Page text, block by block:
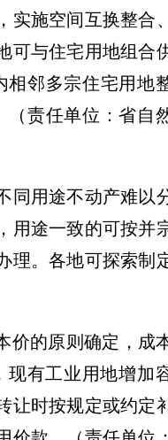
实施空间互换整合
可与住宅用地组合
相邻多宗住宅用地
（责任单位：省自
用途不动产难以
用途一致的可按并
理。各地可探索制
价的原则确定，成
现有工业用地增加
让时按规定或约定